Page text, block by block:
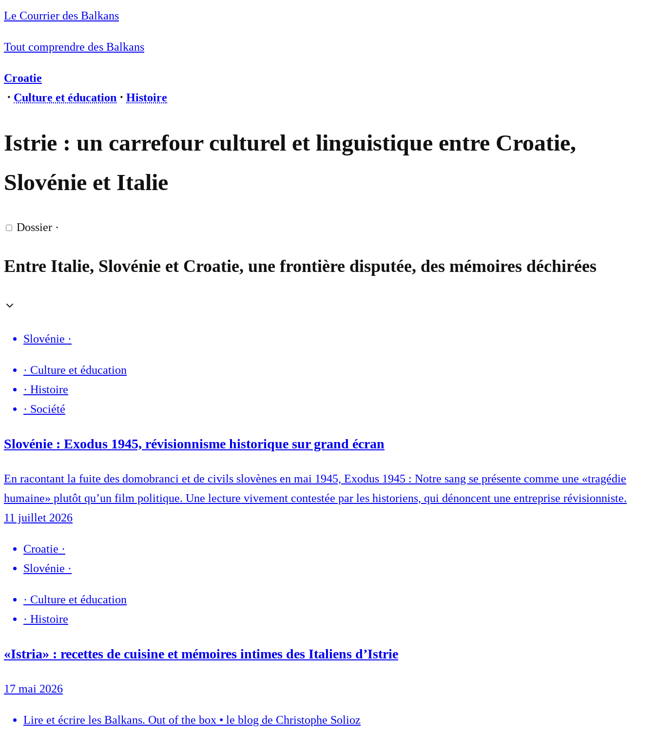
Le Courrier des Balkans
Tout comprendre des Balkans
Croatie
⋅ Culture et éducation ⋅ Histoire
Istrie : un carrefour culturel et linguistique entre Croatie,
Slovénie et Italie
Dossier ·
Entre Italie, Slovénie et Croatie, une frontière disputée, des mémoires déchirées
Slovénie ·
· Culture et éducation
· Histoire
· Société
Slovénie : Exodus 1945, révisionnisme historique sur grand écran
En racontant la fuite des domobranci et de civils slovènes en mai 1945, Exodus 1945 : Notre sang se présente comme une «tragédie
humaine» plutôt qu’un film politique. Une lecture vivement contestée par les historiens, qui dénoncent une entreprise révisionniste.
11 juillet 2026
Croatie ·
Slovénie ·
· Culture et éducation
· Histoire
«Istria» : recettes de cuisine et mémoires intimes des Italiens d’Istrie
17 mai 2026
Lire et écrire les Balkans. Out of the box • le blog de Christophe Solioz